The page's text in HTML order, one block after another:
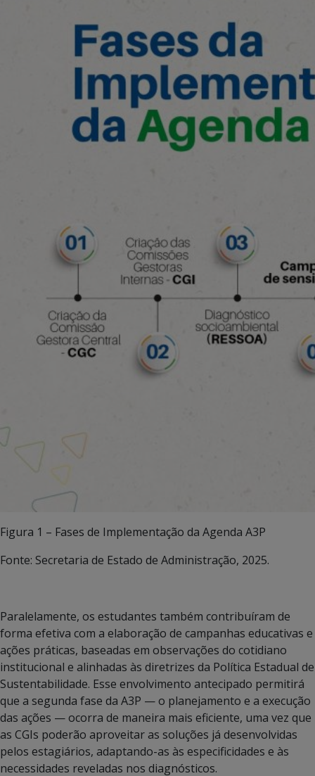
Figura 1 – Fases de Implementação da Agenda A3P
Fonte: Secretaria de Estado de Administração, 2025.
Paralelamente, os estudantes também contribuíram de
forma efetiva com a elaboração de campanhas educativas e
ações práticas, baseadas em observações do cotidiano
institucional e alinhadas às diretrizes da Política Estadual de
Sustentabilidade. Esse envolvimento antecipado permitirá
que a segunda fase da A3P — o planejamento e a execução
das ações — ocorra de maneira mais eficiente, uma vez que
as CGIs poderão aproveitar as soluções já desenvolvidas
pelos estagiários, adaptando-as às especificidades e às
necessidades reveladas nos diagnósticos.